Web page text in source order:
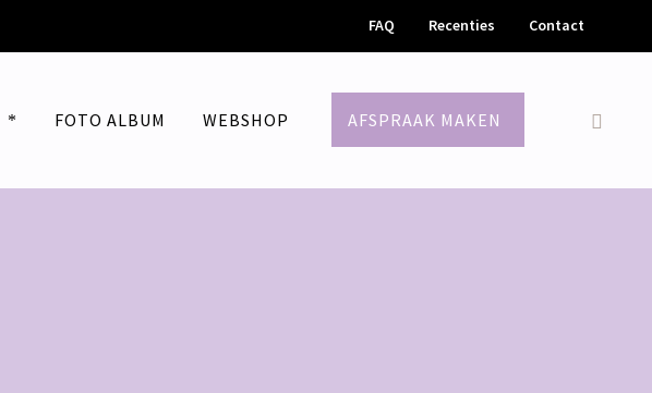
FAQ Recenties Contact
FOTO ALBUM WEBSHOP AFSPRAAK MAKEN